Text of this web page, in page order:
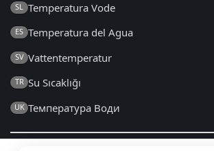
SL Temperatura Vode
ES Temperatura del Agua
SV Vattentemperatur
TR Su Sıcaklığı
UK Температура Води